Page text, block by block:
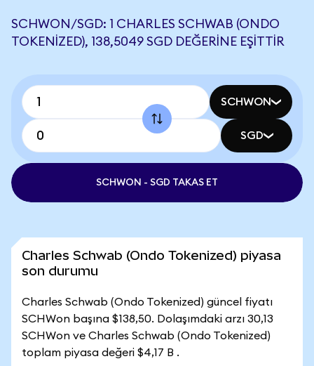
SCHWON/SGD: 1 CHARLES SCHWAB (ONDO
TOKENIZED), 138,5049 SGD DEĞERINE EŞITTIR
SCHWON
SGD
SCHWON - SGD TAKAS ET
Charles Schwab (Ondo Tokenized) piyasa
son durumu
Charles Schwab (Ondo Tokenized) güncel fiyatı
SCHWon başına $138,50. Dolaşımdaki arzı 30,13
SCHWon ve Charles Schwab (Ondo Tokenized)
toplam piyasa değeri $4,17 B .